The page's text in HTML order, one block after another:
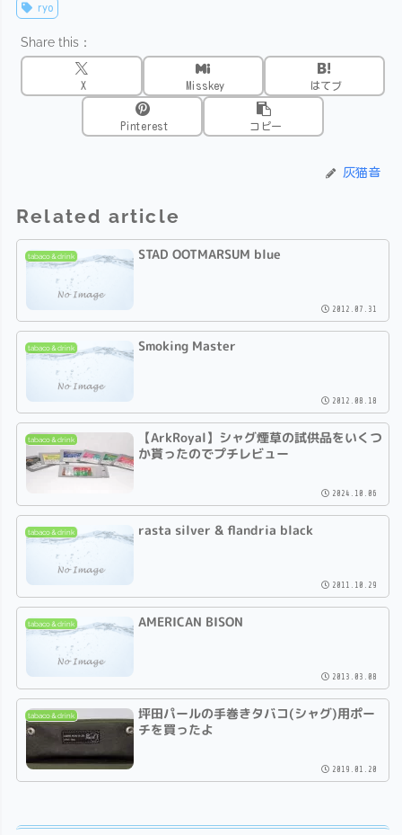
ryo
Share this：
X Misskey はてブ
Pinterest コピー
灰猫音
Related article
tabaco＆drink STAD OOTMARSUM blue
2012.07.31
tabaco＆drink Smoking Master
2012.08.18
tabaco＆drink
【ArkRoyal】シャグ煙草の試供品をいくつ
か貰ったのでプチレビュー
2024.10.06
tabaco＆drink rasta silver & flandria black
2011.10.29
tabaco＆drink AMERICAN BISON
2013.03.08
tabaco＆drink
坪田パールの手巻きタバコ(シャグ)用ポー
チを買ったよ
2019.01.20